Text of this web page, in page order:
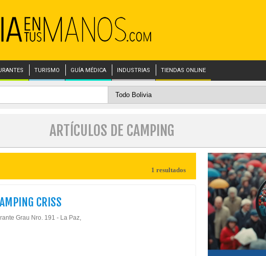
TURISMO GUÍA MÉDICA INDUSTRIAS TIENDAS ONLINE
ARTÍCULOS DE CAMPING
1 resultados
CRISS
Grau Nro. 191 - La Paz,